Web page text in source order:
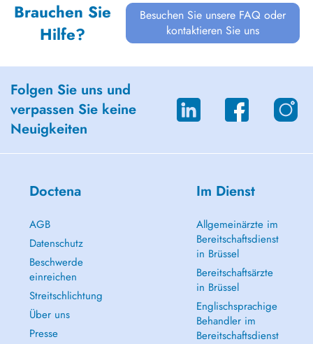
Brauchen Sie
Hilfe?
Besuchen Sie unsere FAQ oder
kontaktieren Sie uns
Folgen Sie uns und
verpassen Sie keine
Neuigkeiten
Doctena
AGB
Datenschutz
Beschwerde
einreichen
Streitschlichtung
Über uns
Presse
Im Dienst
Allgemeinärzte im
Bereitschaftsdienst
in Brüssel
Bereitschaftsärzte
in Brüssel
Englischsprachige
Behandler im
Bereitschaftsdienst